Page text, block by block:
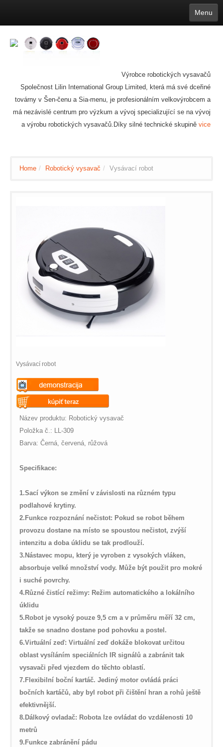
Menu
Deutsch
Português 日本語
Mongolian bāṅlā Norsk
Türkçe
Ўзбек тили
india Tiếng Việt íslenska Estonia
Bulgarian
Ukrainian Slovenčina
Výrobce robotických vysavačů
Společnost Lilin International Group Limited, která má své dceřiné
továrny v Šen-čenu a Sia-menu, je profesionálním velkovýrobcem a
má nezávislé centrum pro výzkum a vývoj specializující se na vývoj
a výrobu robotických vysavačů.Díky silné technické skupině vice
Home / Robotický vysavač / Vysávací robot
Vysávací robot
Warning
: Undefined variable
$vii_demo_video_text in
/web/m.liectroux-
Warning
: Undefined variable
$vii_buy_now_text in
/web/m.liectroux-
on line42
Název produktu: Robotický vysavač
Položka č.: LL-309
Barva: Černá, červená, růžová
Specifikace:
1.Sací výkon se změní v závislosti na různém typu
podlahové krytiny.
2. Funkce rozpoznání nečistot: Pokud se robot během
provozu dostane na místo se spoustou nečistot, zvýší
intenzitu a doba úklidu se tak prodlouží.
3. Nástavec mopu, který je vyroben z vysokých vláken,
absorbuje velké množství vody. Může být použit pro mokré
i suché povrchy.
4. Různé čistící režimy: Režim automatického a lokálního
úklidu
5. Robot je vysoký pouze 9,5 cm a v průměru měří 32 cm,
takže se snadno dostane pod pohovku a postel.
6.Virtuální zeď: Virtuální zeď dokáže blokovat určitou
oblast vysíláním speciálních IR signálů a zabránit tak
vysavači před vjezdem do těchto oblastí.
7. Flexibilní boční kartáč. Jediný motor ovládá práci
bočních kartáčů, aby byl robot při čištění hran a rohů ještě
efektivnější.
8. Dálkový ovladač: Robota lze ovládat do vzdálenosti 10
metrů
9. Funkce zabránění pádu